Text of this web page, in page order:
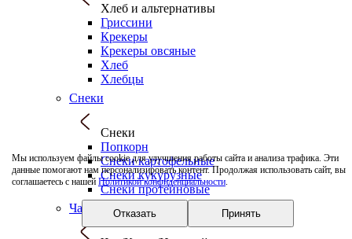
Мы используем файлы cookie для улучшения работы сайта и анализа трафика. Эти
данные помогают нам персонализировать контент. Продолжая использовать сайт, вы
соглашаетесь с нашей Политикой конфиденциальности.
Отказать Принять
Хлеб и альтернативы
Гриссини
Крекеры
Крекеры овсяные
Хлеб
Хлебцы
Снеки
Снеки
Попкорн
Снеки картофельные
Снеки кукурузные
Снеки протеиновые
Чаи/Какао/Цикорий